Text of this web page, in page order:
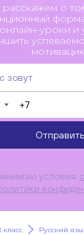
о
уроки и
▼
Отправить
условия
класс Русский